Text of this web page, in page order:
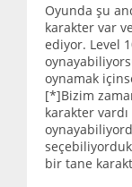
Oyunda şu
karakter var
ediyor. Level
oynamak
[*]Bizim
karakter
bir tane